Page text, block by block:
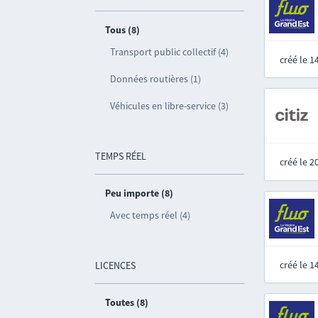
Tous (8)
Transport public collectif (4)
Données routières (1)
Véhicules en libre-service (3)
TEMPS RÉEL
Peu importe (8)
Avec temps réel (4)
LICENCES
Toutes (8)
créé le
créé le
créé le